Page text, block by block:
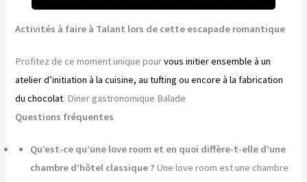
Activités à faire à Talant lors de cette escapade romantique
Profitez de ce moment unique pourvous initier ensemble à un
atelier d’initiation à la cuisine, au tufting ou encore à la fabrication
du chocolat. Diner gastronomique Balade
Questions fréquentes
Qu’est-ce qu’une love room et en quoi diffère-t-elle d’une
chambre d’hôtel classique ? Une love room est une chambre